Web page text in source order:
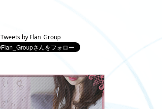
Tweets by Flan_Group